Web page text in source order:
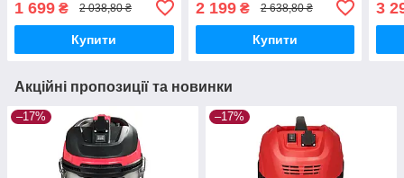
1 699 ₴ 2 038,80 ₴
Купити
2 199₴ 2 638,80 ₴
Купити
3
Акційні пропозиції та новинки
–17% –17%